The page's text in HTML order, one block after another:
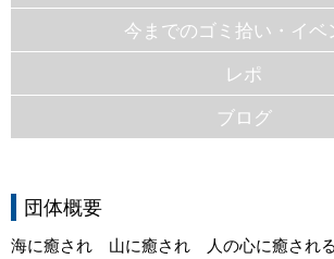
今までのゴミ拾い・イベ
レポ
ブログ
団体概要
海に癒され 山に癒され 人の心に癒される